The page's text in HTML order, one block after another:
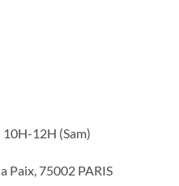
12H (Sam)
Paix, 75002 PARIS